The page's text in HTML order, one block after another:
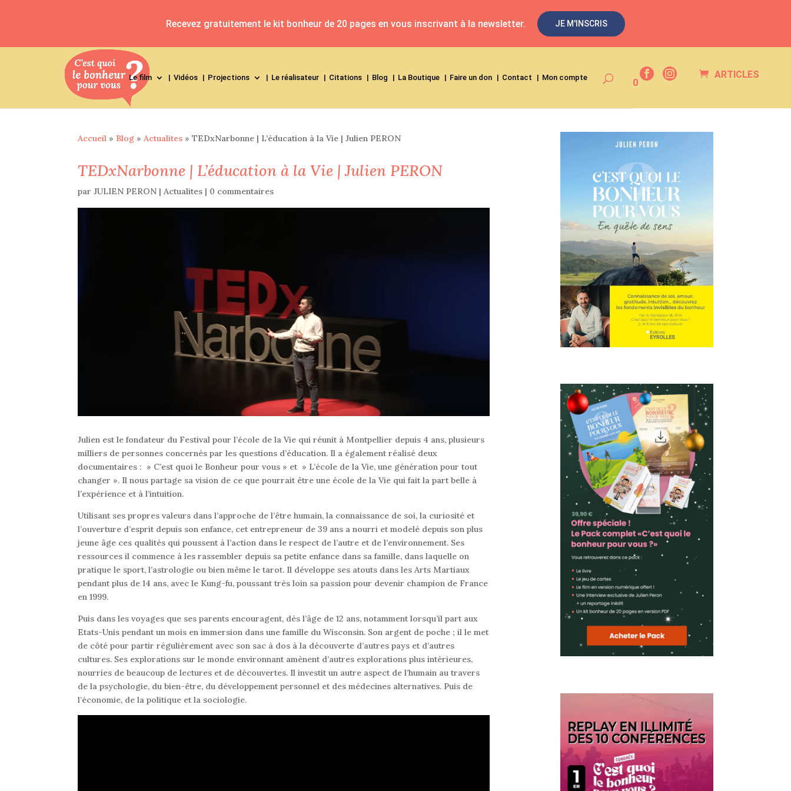
ARTICLES
0
Le film Vidéos Projections Le réalisateur Citations Blog La Boutique Faire un don Contact Mon compte
Accueil » Blog » Actualites » TEDxNarbonne | L’éducation à la Vie | Julien PERON
TEDxNarbonne | L’éducation à la Vie | Julien PERON
par JULIEN PERON | Actualites | 0 commentaires
Julien est le fondateur du Festival pour l’école de la Vie qui réunit à Montpellier depuis 4 ans, plusieurs
milliers de personnes concernés par les questions d’éducation. Il a également réalisé deux
documentaires : » C’est quoi le Bonheur pour vous » et » L’école de la Vie, une génération pour tout
changer ». Il nous partage sa vision de ce que pourrait être une école de la Vie qui fait la part belle à
l’expérience et à l’intuition.
Utilisant ses propres valeurs dans l’approche de l’être humain, la connaissance de soi, la curiosité et
l’ouverture d’esprit depuis son enfance, cet entrepreneur de 39 ans a nourri et modelé depuis son plus
jeune âge ces qualités qui poussent à l’action dans le respect de l’autre et de l’environnement. Ses
ressources il commence à les rassembler depuis sa petite enfance dans sa famille, dans laquelle on
pratique le sport, l’astrologie ou bien même le tarot. Il développe ses atouts dans les Arts Martiaux
pendant plus de 14 ans, avec le Kung-fu, poussant très loin sa passion pour devenir champion de France
en 1999.
Puis dans les voyages que ses parents encouragent, dès l’âge de 12 ans, notamment lorsqu’il part aux
Etats-Unis pendant un mois en immersion dans une famille du Wisconsin. Son argent de poche ; il le met
de côté pour partir régulièrement avec son sac à dos à la découverte d’autres pays et d’autres
cultures. Ses explorations sur le monde environnant amènent d’autres explorations plus intérieures,
nourries de beaucoup de lectures et de découvertes. Il investit un autre aspect de l’humain au travers
de la psychologie, du bien-être, du développement personnel et des médecines alternatives. Puis de
l’économie, de la politique et la sociologie.
Recevez gratuitement le kit bonheur de 20 pages en vous inscrivant à la newsletter. JE M'INSCRIS